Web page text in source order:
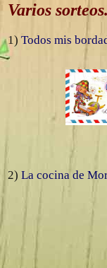
Varios sorteos.
1) Todos mis
2) La cocina de